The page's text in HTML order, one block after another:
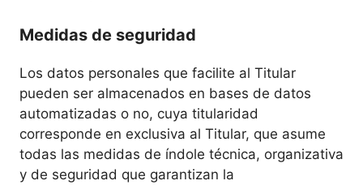
Medidas de seguridad
Los datos personales que facilite al Titular
pueden ser almacenados en bases de datos
automatizadas o no, cuya titularidad
corresponde en exclusiva al Titular, que asume
todas las medidas de índole técnica, organizativa
y de seguridad que garantizan la